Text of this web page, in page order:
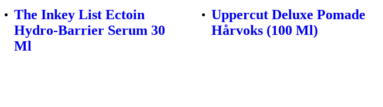
The Inkey List Ectoin
Hydro-Barrier Serum 30
Ml
Uppercut Deluxe Pomade
Hårvoks (100 Ml)